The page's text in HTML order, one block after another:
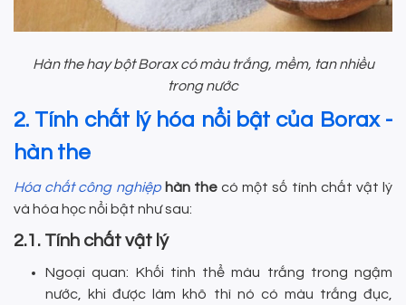
Hàn the hay bột Borax có màu trắng, mềm, tan nhiều
trong nước
2. Tính chất lý hóa nổi bật của Borax -
hàn the
Hóa chất công nghiệphàn thecó một số tính chất vật lý
và hóa học nổi bật như sau:
2.1. Tính chất vật lý
Ngoại quan: Khối tinh thể màu trắng trong ngậm
nước, khi được làm khô thì nó có màu trắng đục,